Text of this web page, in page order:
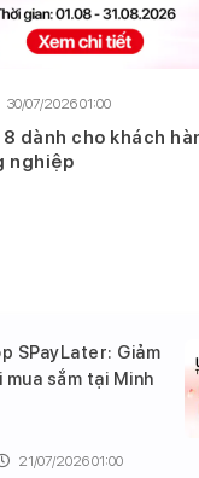
30/07/2026 01:00
dành cho khách
nghiệp
SPayLater: Giảm
sắm tại Minh
21/07/2026 01:00